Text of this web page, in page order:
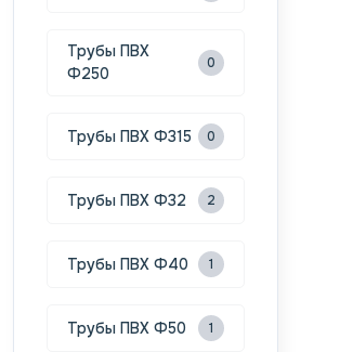
Трубы ПВХ
Ф250
0
Трубы ПВХ Ф315 0
Трубы ПВХ Ф32 2
Трубы ПВХ Ф40 1
Трубы ПВХ Ф50 1